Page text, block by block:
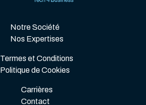
Notre Société
Nos Expertises
Termes et Conditions
Politique de Cookies
Carrières
Contact